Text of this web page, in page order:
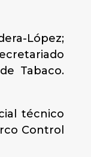
López;
Tabaco.
técnico
Control